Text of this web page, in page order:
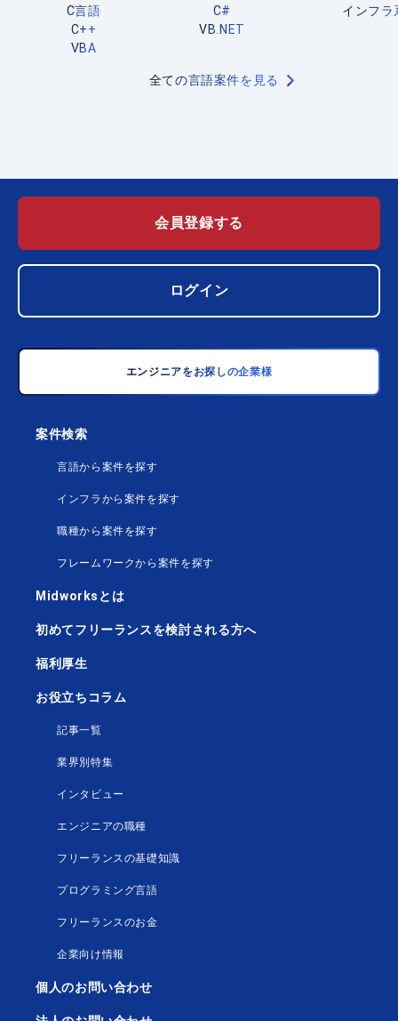
C言語
C#
C++
VB.NET
VBA
全ての言語案件を見る
インフラ
会員登録する
ログイン
エンジニアをお探しの企業様
案件検索
言語から案件を探す
インフラから案件を探す
職種から案件を探す
フレームワークから案件を探す
Midworksとは
初めてフリーランスを検討される方へ
福利厚生
お役立ちコラム
記事一覧
業界別特集
インタビュー
エンジニアの職種
フリーランスの基礎知識
プログラミング言語
フリーランスのお金
企業向け情報
個人のお問い合わせ